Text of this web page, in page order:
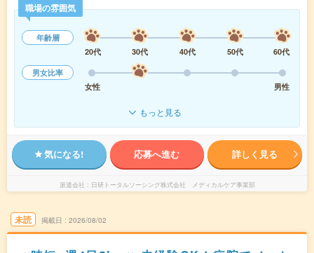
職場の雰囲気
年齢層
20代
30代 40代 50代
60代
男女比率
女性
男性
もっと見る
気になる! 応募へ進む 詳しく見る
派遣会社 日研トータルソーシング株式会社 メディカルケア事業部
未読 掲載日 2026/08/02